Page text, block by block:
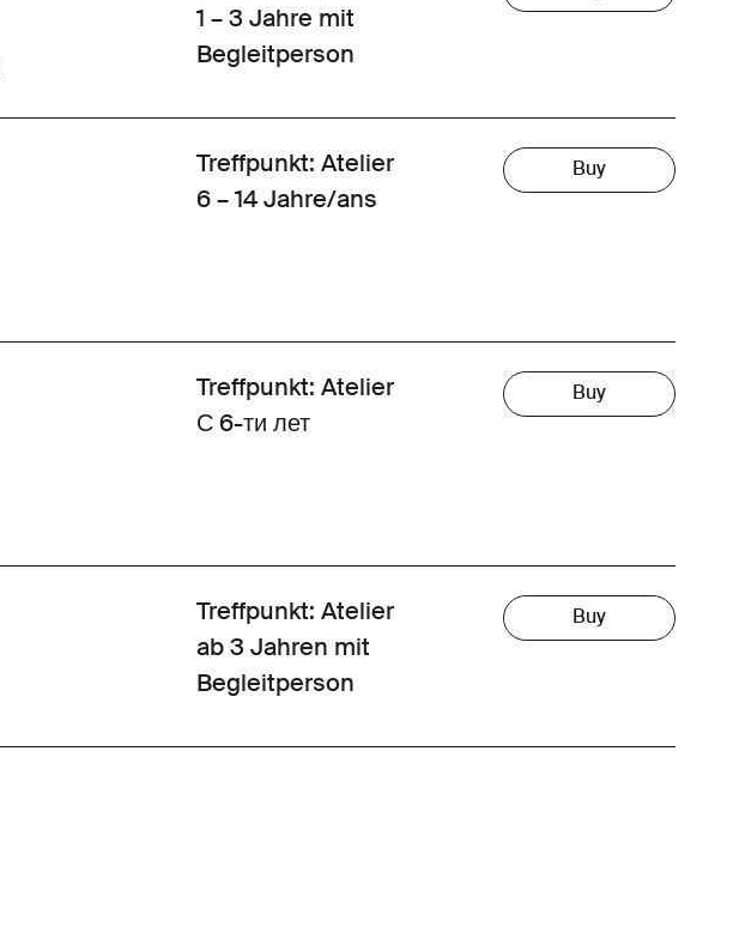
1 – 3 Jahre mit
Begleitperson
Treffpunkt: Atelier
6 – 14 Jahre/ans
Buy
Treffpunkt: Atelier
С 6-ти лет
Buy
Treffpunkt: Atelier
ab 3 Jahren mit
Begleitperson
Buy